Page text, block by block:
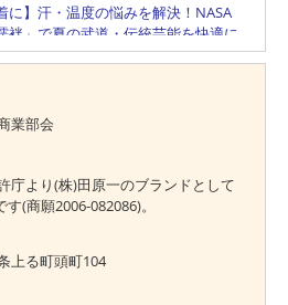
業部会
庁より(株)田原一のブランドとして
(商願2006-082086)。
上る町頭町104